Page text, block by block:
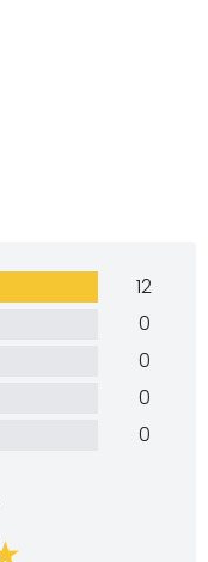
12
0
0
0
0